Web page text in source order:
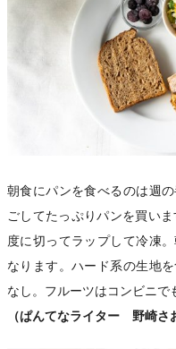
朝食にパンを食べるのは週
ごしてたっぷりパンを買い
度に切ってラップして冷凍
なります。ハード系の生地
なし。フルーツはコンビニで
（ぱんてなライター 野崎さ